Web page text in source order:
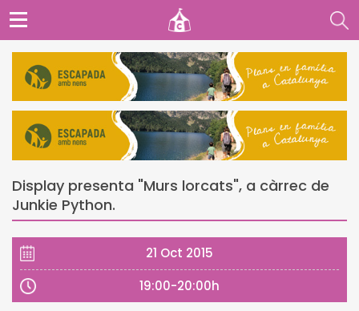
Display presenta "Murs lorcats", a càrrec de
Junkie Python.
21 Oct 2015
19:00-20:00h